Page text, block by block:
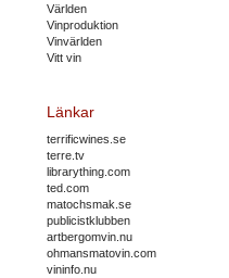
Världen
Vinproduktion
Vinvärlden
Vitt vin
Länkar
terrificwines.se
terre.tv
librarything.com
ted.com
matochsmak.se
publicistklubben
artbergomvin.nu
ohmansmatovin.com
vininfo.nu